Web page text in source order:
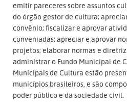
emitir pareceres sobre assuntos
do órgão gestor de cultura;
convênio; fiscalizar e aprovar
conveniadas; apreciar e aprovar
projetos; elaborar normas e
administrar o Fundo Municipal de
Municipais de Cultura estão
municípios brasileiros, e são
poder público e da sociedade civil.